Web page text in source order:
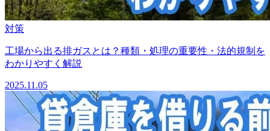
対策
工場から出る排ガスとは？種類・処理の重要性・法的規制を
わかりやすく解説
2025.11.05